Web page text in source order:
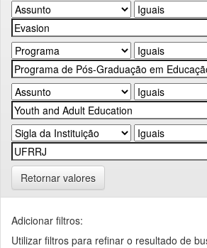
Retornar valores
Adicionar filtros:
Utilizar filtros para refinar o resultado de